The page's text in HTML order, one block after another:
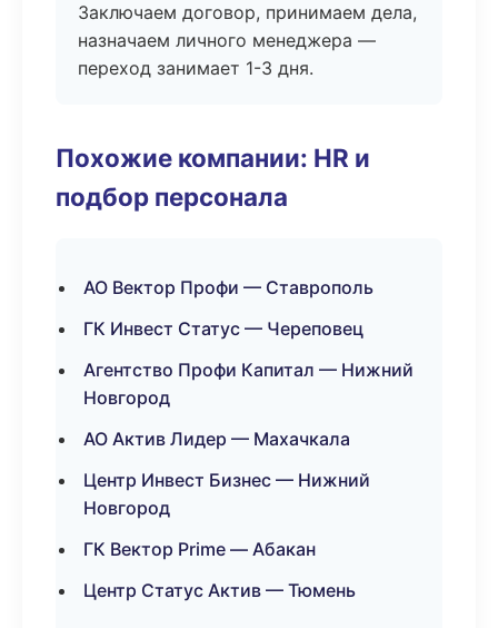
Заключаем договор, принимаем дела,
назначаем личного менеджера —
переход занимает 1-3 дня.
Похожие компании: HR и
подбор персонала
АО Вектор Профи — Ставрополь
ГК Инвест Статус — Череповец
Агентство Профи Капитал — Нижний
Новгород
АО Актив Лидер — Махачкала
Центр Инвест Бизнес — Нижний
Новгород
ГК Вектор Prime — Абакан
Центр Статус Актив — Тюмень